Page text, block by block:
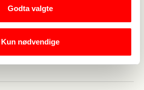
Godta valgte
Kun nødvendige
111213...->